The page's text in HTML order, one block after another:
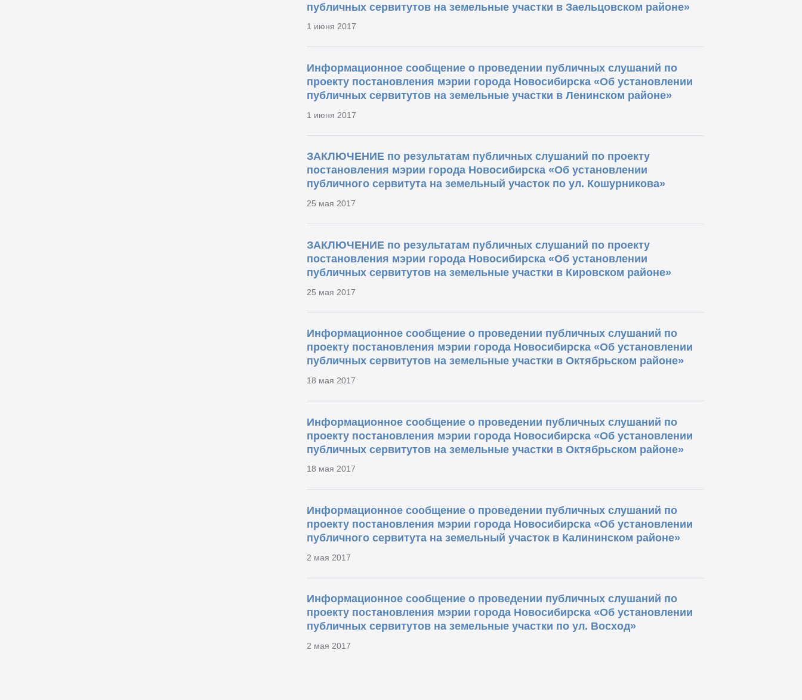
публичных сервитутов на земельные участки в Заельцовском районе»
1 июня 2017
Информационное сообщение о проведении публичных слушаний по
проекту постановления мэрии города Новосибирска «Об установлении
публичных сервитутов на земельные участки в Ленинском районе»
1 июня 2017
ЗАКЛЮЧЕНИЕ по результатам публичных слушаний по проекту
постановления мэрии города Новосибирска «Об установлении
публичного сервитута на земельный участок по ул. Кошурникова»
25 мая 2017
ЗАКЛЮЧЕНИЕ по результатам публичных слушаний по проекту
постановления мэрии города Новосибирска «Об установлении
публичных сервитутов на земельные участки в Кировском районе»
25 мая 2017
Информационное сообщение о проведении публичных слушаний по
проекту постановления мэрии города Новосибирска «Об установлении
публичных сервитутов на земельные участки в Октябрьском районе»
18 мая 2017
Информационное сообщение о проведении публичных слушаний по
проекту постановления мэрии города Новосибирска «Об установлении
публичных сервитутов на земельные участки в Октябрьском районе»
18 мая 2017
Информационное сообщение о проведении публичных слушаний по
проекту постановления мэрии города Новосибирска «Об установлении
публичного сервитута на земельный участок в Калининском районе»
2 мая 2017
Информационное сообщение о проведении публичных слушаний по
проекту постановления мэрии города Новосибирска «Об установлении
публичных сервитутов на земельные участки по ул. Восход»
2 мая 2017